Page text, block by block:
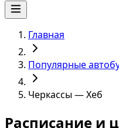
Главная
Популярные
Черкассы — Хеб
Расписание и